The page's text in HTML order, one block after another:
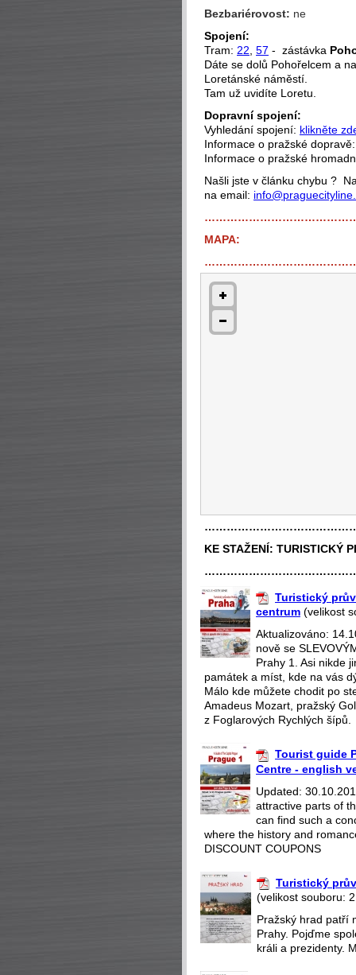
Bezbariérovost: ne
Spojení:
Tram: 22 57 - zástávka
Dáte se dolů Pohořelcem a
Loretánské náměstí.
Tam už uvidíte Loretu.
Dopravní spojení:
Vyhledání spojení: klikněte
Informace o pražské
Informace o pražské
Našli jste v článku chybu ?
na email:
MAPA:
KE STAŽENÍ: TURISTICKÝ
Turistický
centrum (velikost
Aktualizováno:
nově se
Prahy 1. Asi nikde
památek a míst, kde na vás
Málo kde můžete chodit po
Amadeus Mozart, pražský
z Foglarových Rychlých šípů.
Tourist guide
Centre - english
Updated:
attractive parts of
can find such a
where the history and
DISCOUNT COUPONS
Turistický
(velikost souboru:
Pražský hrad patří
Prahy. Pojďme
králi a prezidenty.